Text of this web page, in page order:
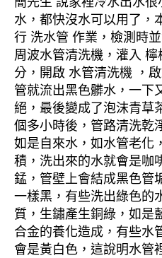
水，都快沒水可以用了，
行 洗水管 作業，檢測時
周波水管清洗機，灌入
分，開啟 水管清洗機 ，
管就流出黑色髒水，一下
絕，最後變成了泡沫青草
個多小時後，管路清洗乾
如是自來水，如水管老化
積，洗出來的水就會是咖
錳，管壁上會結成黑色管
一樣黑，有些洗出綠色的
質，生鏽產生銅綠，如是
合金的養化造成，有些水
會是黃白色，這說明水管